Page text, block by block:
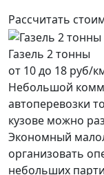
Рассчитать
Газель 2 тонны
от 10 до 18 руб/
Небольшой
автоперевозки
кузове можно
Экономный
организовать
небольших